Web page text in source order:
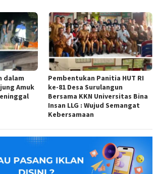
dalam
Amuk
Pembentukan Panitia HUT RI
ke-81 Desa Surulangun
Bersama KKN Universitas Bina
Insan LLG : Wujud Semangat
Kebersamaan